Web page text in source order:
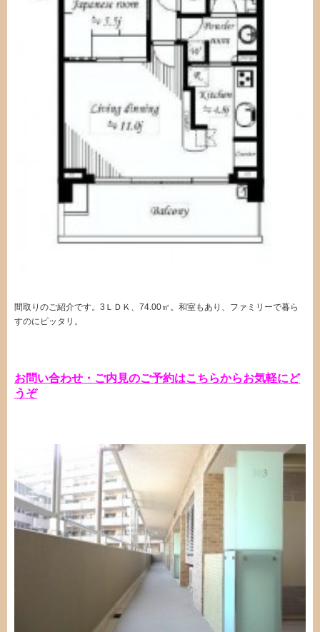
間取りのご紹介です。3ＬＤＫ、74.00㎡。和室もあり、ファミリーで暮ら
すのにピッタリ。
お問い合わせ・ご内見のご予約はこちらからお気軽にど
うぞ